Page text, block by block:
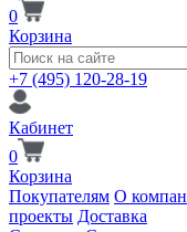
0
Корзина
+7 (495) 120-28-19
Кабинет
0
Корзина
Покупателям О
проекты Доставка